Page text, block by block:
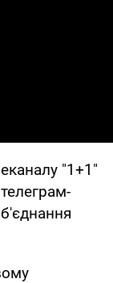
"1+1"